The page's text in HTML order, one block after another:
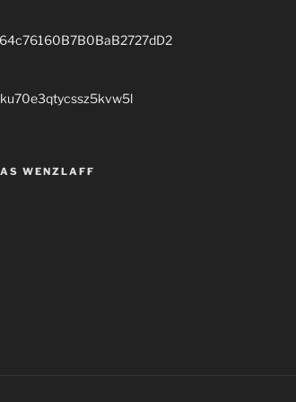
WENZLAFF